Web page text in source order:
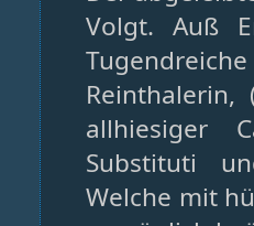
Volgt. Auß
Reinthalerin,
allhiesiger
Substituti
Welche mit